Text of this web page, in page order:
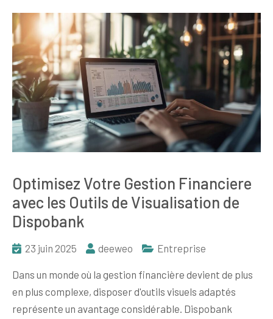
Optimisez Votre Gestion Financiere
avec les Outils de Visualisation de
Dispobank
23 juin 2025 deeweo Entreprise
Dans un monde où la gestion financière devient de plus
en plus complexe, disposer d'outils visuels adaptés
représente un avantage considérable. Dispobank